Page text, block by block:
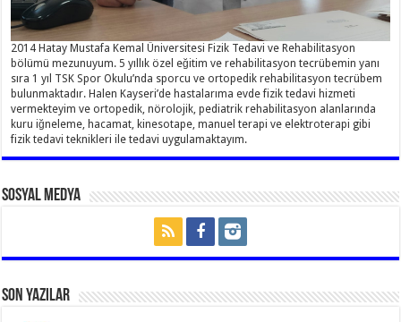
2014 Hatay Mustafa Kemal Üniversitesi Fizik Tedavi ve Rehabilitasyon
bölümü mezunuyum. 5 yıllık özel eğitim ve rehabilitasyon tecrübemin yanı
sıra 1 yıl TSK Spor Okulu’nda sporcu ve ortopedik rehabilitasyon tecrübem
bulunmaktadır. Halen Kayseri’de hastalarıma evde fizik tedavi hizmeti
vermekteyim ve ortopedik, nörolojik, pediatrik rehabilitasyon alanlarında
kuru iğneleme, hacamat, kinesotape, manuel terapi ve elektroterapi gibi
fizik tedavi teknikleri ile tedavi uygulamaktayım.
Sosyal Medya
Son Yazılar